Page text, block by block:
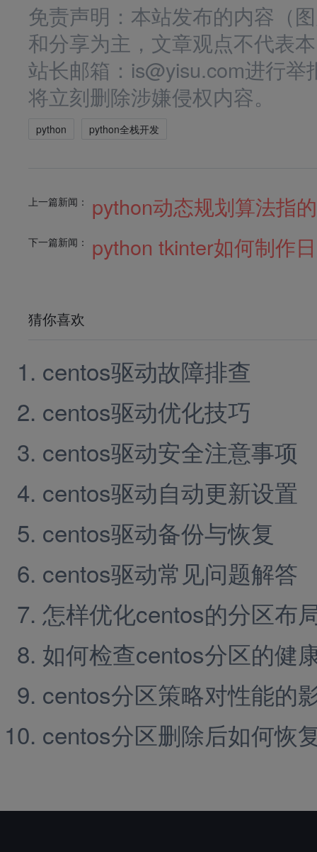
免责声明：本站发布的内容（
和分享为主，文章观点不代表
站长邮箱：is@yisu.com进行
将立刻删除涉嫌侵权内容。
python python全栈开发
上一篇新闻： python动态规划算法指
下一篇新闻： python tkinter如何制作
猜你喜欢
centos驱动故障排查
centos驱动优化技巧
centos驱动安全注意事项
centos驱动自动更新设置
centos驱动备份与恢复
centos驱动常见问题解答
怎样优化centos的分区布
如何检查centos分区的健
centos分区策略对性能的
centos分区删除后如何恢